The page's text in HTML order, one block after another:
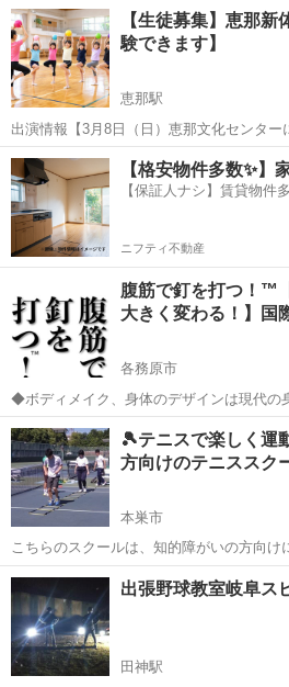
新レビュー（口コミ・評価）を確認する
岐阜 岐阜市 その他 ストレッチ
【生徒募集】恵那
験できます】
恵那駅
出演情報【3月8日（日）恵那文化センター
13:00〜】 見学、体験受付中（体験は無料でご参加いただけます） 見
ていただきありがとうございます。 恵那市
サークルです。 ...
岐阜 恵那市 恵那駅 体操
【格安物件多数✨】
【保証人ナシ】賃貸物件
ニフティ不動産
腹筋で釘を打つ！™️
大きく変わる！】国
各務原市
◆ボディメイク、身体のデザインは現代の身だしな
原文はこちら▶︎ https://www.google.com/
岐阜 各務原市 パーソナ
🎾テニスで楽しく運
方向けのテニススク
本巣市
こちらのスクールは、知的障がいの方向け
です。 学校を卒業してから運動する機会
てほしいという声に応えて始めました。 テ
の育成など、さまざまな効果が期待で...
岐阜 本巣市 テニス テニスコー
出張野球教室岐阜ス
田神駅